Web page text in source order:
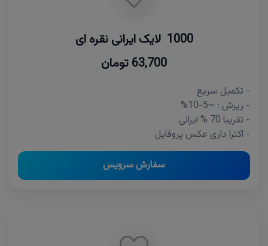
1000 لایک ایرانی نقره ای
63,700 تومان
- تکمیل سریع
- ریزش : ~5-10%
- تقریبا 70 % ایرانی
- اکثرا داری عکس پروفایل
سفارش سرویس